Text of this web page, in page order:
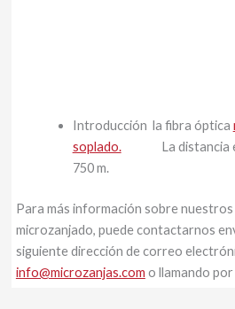
Introducción la fibra óptica
soplado.La distancia
750 m.
Para más información sobre
microzanjado, puede contactarnos
siguiente dirección de correo
info@microzanjas.com o llamando